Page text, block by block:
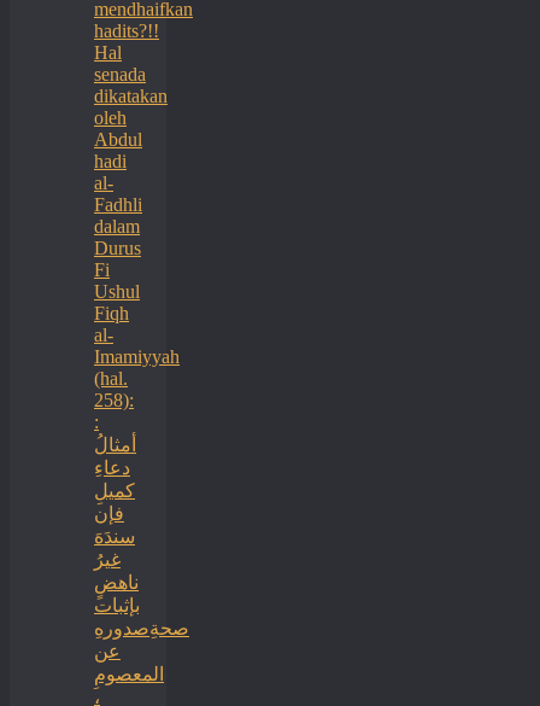
mendhaifkan
hadits?!!
Hal
senada
dikatakan
oleh
Abdul
hadi
al-
Fadhli
dalam
Durus
Fi
Ushul
Fiqh
al-
Imamiyyah
(hal.
258):
:
أمثالُ
دعاءِ
كميلِ
فإن
سندَهَ
غيرُ
ناهضٍ
بإثبات
صحةِصدورهِ
عن
المعصومِ
،